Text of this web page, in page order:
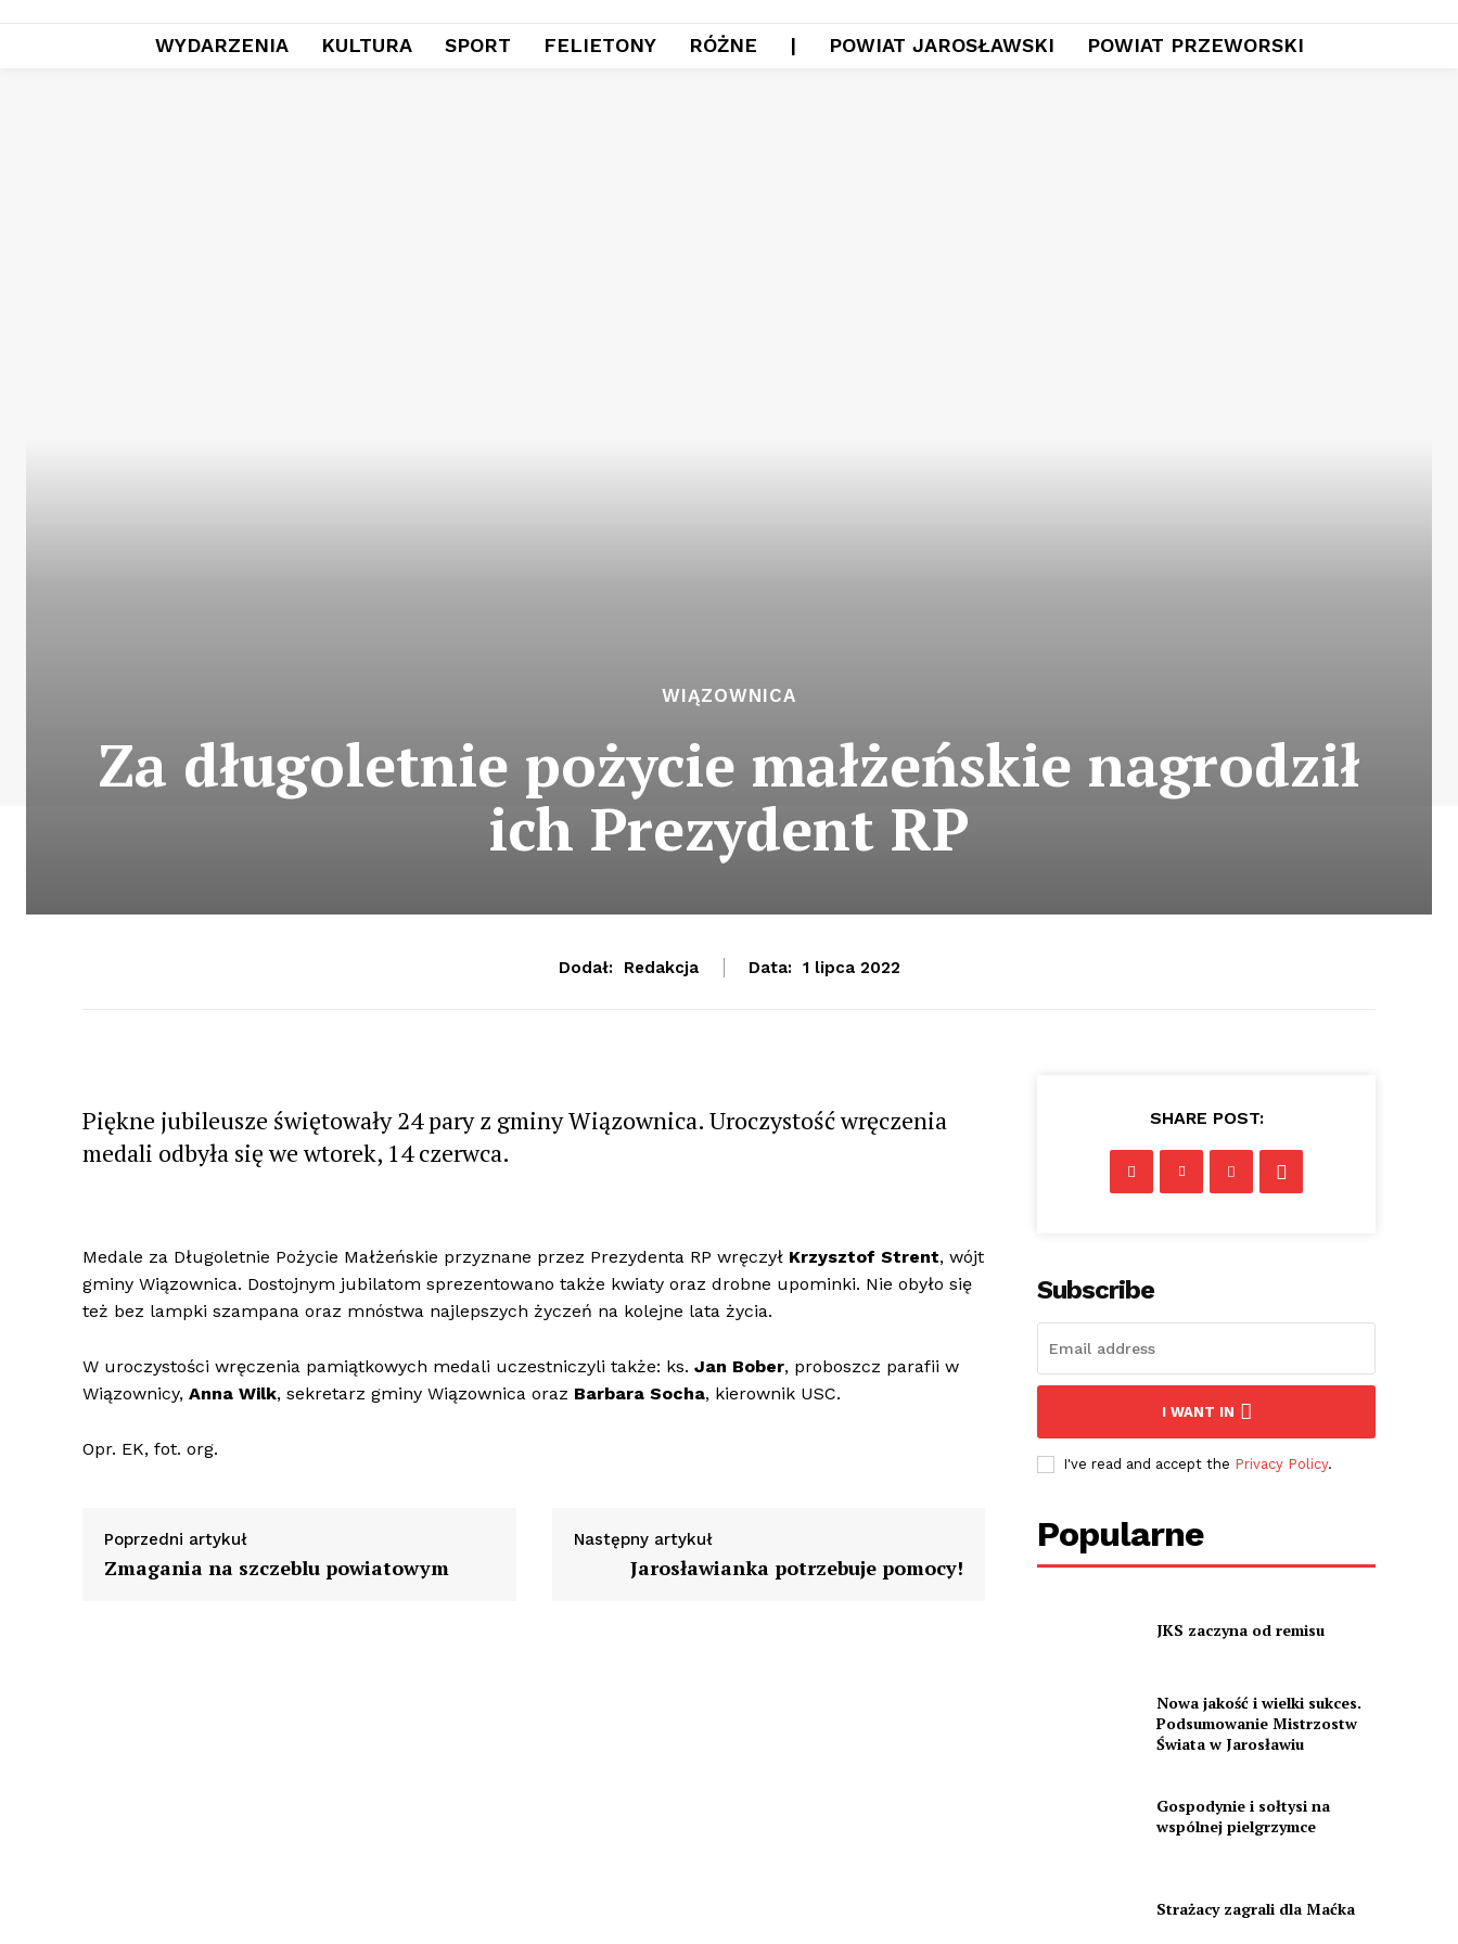
WYDARZENIA KULTURA SPORT FELIETONY RÓŻNE | POWIAT JAROSŁAWSKI POWIAT PRZEWORSKI
WIĄZOWNICA
Za długoletnie pożycie małżeńskie nagrodził
ich Prezydent RP
Dodał: Redakcja Data: 1 lipca 2022
Piękne jubileusze świętowały 24 pary z gminy Wiązownica. Uroczystość wręczenia
medali odbyła się we wtorek, 14 czerwca.
Medale za Długoletnie Pożycie Małżeńskie przyznane przez Prezydenta RP wręczył Krzysztof Strent, wójt
gminy Wiązownica. Dostojnym jubilatom sprezentowano także kwiaty oraz drobne upominki. Nie obyło się
też bez lampki szampana oraz mnóstwa najlepszych życzeń na kolejne lata życia.
W uroczystości wręczenia pamiątkowych medali uczestniczyli także: ks. Jan Bober, proboszcz parafii w
Wiązownicy, Anna Wilk, sekretarz gminy Wiązownica oraz Barbara Socha, kierownik USC.
Opr. EK, fot. org.
Poprzedni artykuł
Zmagania na szczeblu powiatowym
Następny artykuł
Jarosławianka potrzebuje pomocy!
SHARE POST:
Subscribe
I WANT IN
I've read and accept the Privacy Policy.
Popularne
JKS zaczyna od remisu
Nowa jakość i wielki sukces.
Podsumowanie Mistrzostw
Świata w Jarosławiu
Gospodynie i sołtysi na
wspólnej pielgrzymce
Strażacy zagrali dla Maćka